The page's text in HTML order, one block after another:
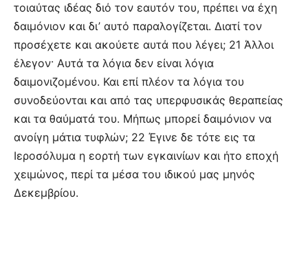
τοιαύτας ιδέας διό τον εαυτόν του, πρέπει να έχη
δαιμόνιον και δι’ αυτό παραλογίζεται. Διατί τον
προσέχετε και ακούετε αυτά που λέγει; 21 Άλλοι
έλεγον· Αυτά τα λόγια δεν είναι λόγια
δαιμονιζομένου. Και επί πλέον τα λόγια του
συνοδεύονται και από τας υπερφυσικάς θεραπείας
και τα θαύματά του. Μήπως μπορεί δαιμόνιον να
ανοίγη μάτια τυφλών; 22 Έγινε δε τότε εις τα
Ιεροσόλυμα η εορτή των εγκαινίων και ήτο εποχή
χειμώνος, περί τα μέσα του ιδικού μας μηνός
Δεκεμβρίου.